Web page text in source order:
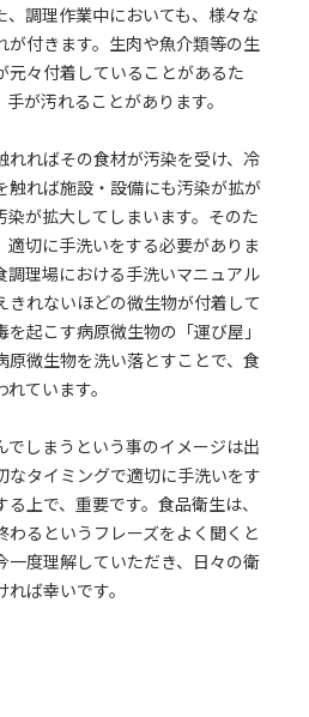
調理作業中においても、様々な
が付きます。生肉や魚介類等の生
元々付着していることがあるた
が汚れることがあります。
れればその食材が汚染を受け、冷
触れば施設・設備にも汚染が拡が
染が拡大してしまいます。そのた
適切に手洗いをする必要がありま
調理場における手洗いマニュアル
きれないほどの微生物が付着して
起こす病原微生物の「運び屋」
原微生物を洗い落とすことで、食
ています。
でしまうという事のイメージは出
なタイミングで適切に手洗いをす
上で、重要です。食品衛生は、
わるというフレーズをよく聞くと
一度理解していただき、日々の衛
ば幸いです。